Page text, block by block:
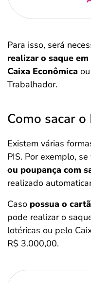
Para isso, será
realizar o saque
Caixa Econômica
Trabalhador.
Como sacar o
Existem várias
PIS. Por exemplo,
ou poupança com
realizado
Caso possua o
pode realizar o
lotéricas ou pelo
R$ 3.000,00.